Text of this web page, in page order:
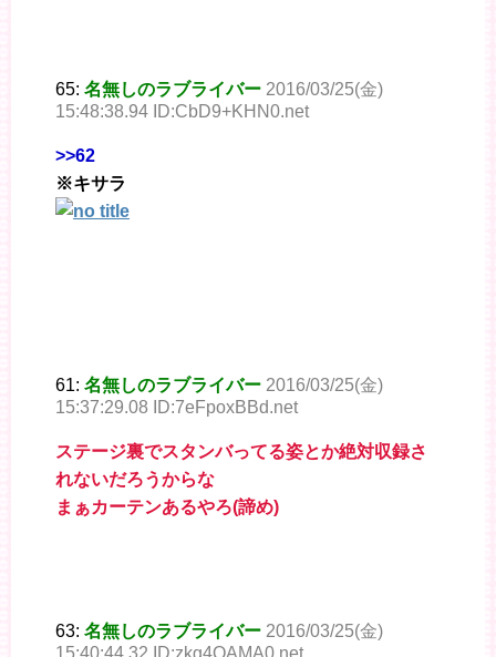
65: 名無しのラブライバー 2016/03/25(金)
15:48:38.94 ID:CbD9+KHN0.net
>>62
※キサラ
61: 名無しのラブライバー 2016/03/25(金)
15:37:29.08 ID:7eFpoxBBd.net
ステージ裏でスタンバってる姿とか絶対収録さ
れないだろうからな
まぁカーテンあるやろ(諦め)
63: 名無しのラブライバー 2016/03/25(金)
15:40:44.32 ID:zkg4QAMA0.net